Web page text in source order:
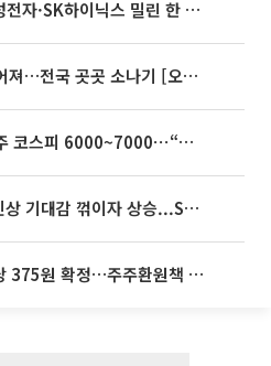
[베스트&워스트] 삼성전자·SK하이닉스 밀린 한 주…상상인증권은 85% 급등
35도 안팎 무더위 이어져…전국 곳곳 소나기 [오늘 날씨]
[주간증시전망] 다음주 코스피 6000~7000⋯“外人 수급은 정책이 변수”
뉴욕증시, 연준 금리인상 기대감 꺾이자 상승...S&P500 사상 최고치 [종합]
SK하이닉스, 분기배당 375원 확정…주주환원책 9월로 앞당겨 발표